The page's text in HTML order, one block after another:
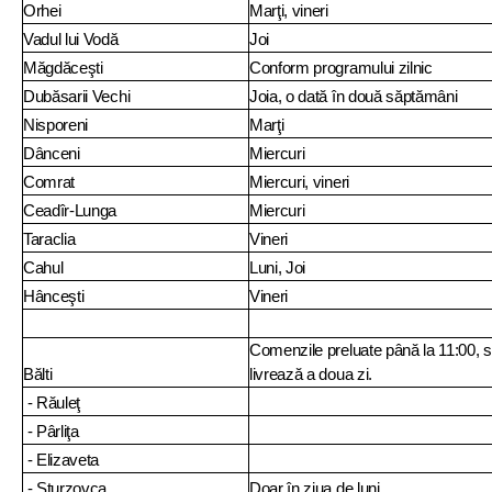
Orhei
Marţi, vineri
Vadul lui Vodă
Joi
Măgdăceşti
Conform programului zilnic
Dubăsarii Vechi
Joia, o dată în două săptămâni
Nisporeni
Marţi
Dânceni
Miercuri
Comrat
Miercuri, vineri
Ceadîr-Lunga
Miercuri
Taraclia
Vineri
Cahul
Luni, Joi
Hânceşti
Vineri
Bălti
Comenzile preluate până la 11:00,
livrează a doua zi.
- Răuleţ
- Pârliţa
- Elizaveta